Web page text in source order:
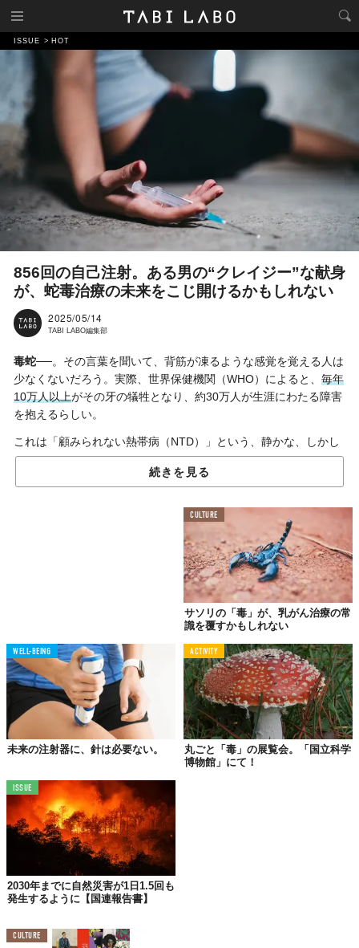
ISSUE HOT
856回の自己注射。ある男の“クレイジー”な献身
が、蛇毒治療の未来をこじ開けるかもしれない
2025/05/14
TABI LABO編集部
毒蛇──。その言葉を聞いて、背筋が凍るような感覚を覚える人は
少なくないだろう。実際、世界保健機関（WHO）によると、 毎年
10万人以上がその牙の犠牲となり、約30万人が生涯にわたる障害
を抱えるらしい。
これは「顧みられない熱帯病（NTD）」という、静かな、しかし
深刻な危機。だが今、この絶望的な状況に風穴を開けるかもしれ
ない、あるニュースが飛び込んできた。「Newsweek」が報じ
年間10万人超の命を蝕む
「静かなるパンデミック」
蛇咬傷は2017年、WHOにより「顧みられない熱帯病」のリスト
に加えられた。この決定が意味する、問題の深刻さと国際的な関
心の必要性は言うまでもない。年間10万人を超える死者、そして
約30万もの人々が恒久的な障害を負うという現実は、まさに「静
かなるパンデミック」と呼ぶにふさわしい規模だ。
特に開発途上国など、医療アクセスが限られた地域では、その被
害はより甚大となる。 現在、蛇咬傷の治療に用いられる抗毒素の
多くは、馬や羊などの動物に蛇毒を少量投与して得られる血清か
ら作られているそうだ。けれど、この伝統的な方法はいくつかの
壁に直面している。
「Newsweek」も 指摘するように、動物由来の抗体はヒトに投与
したときにアレルギー反応などの副反応を引き起こすリスクが常
にあり、また、蛇の種類や生息地域によって毒の成分が微妙に異
なるため、万能な効果は期待しにくい。どの蛇に噛まれたのかを
迅速に特定できない場合、治療が遅れるという致命的な課題も抱
えている。
続きを見る
CULTURE
サソリの「毒」が、乳がん治療の常
識を覆すかもしれない
WELL-BEING
未来の注射器に、針は必要ない。
ACTIVITY
丸ごと「毒」の展覧会。「国立科学
博物館」にて！
ISSUE
2030年までに自然災害が1日1.5回も
発生するように【国連報告書】
CULTURE